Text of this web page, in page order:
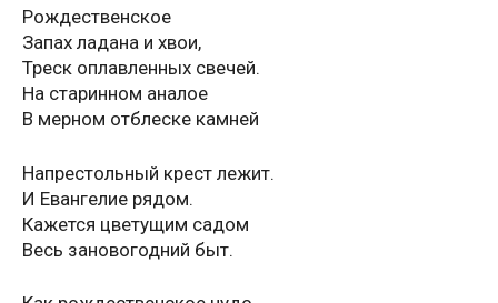
Рождественское
Запах ладана и хвои,
Треск оплавленных свечей.
На старинном аналое
В мерном отблеске камней
Напрестольный крест лежит.
И Евангелие рядом.
Кажется цветущим садом
Весь зановогодний быт.